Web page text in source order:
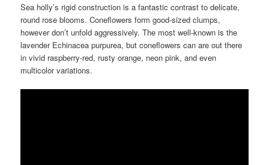
Sea holly’s rigid construction is a fantastic contrast to delicate,
round rose blooms. Coneflowers form good-sized clumps,
however don’t unfold aggressively. The most well-known is the
lavender Echinacea purpurea, but coneflowers can are out there
in vivid raspberry-red, rusty orange, neon pink, and even
multicolor variations.